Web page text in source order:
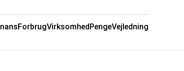
ForbrugVirksomhedPengeVejledning